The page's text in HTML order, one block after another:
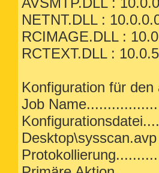
NETNT.DLL :
RCIMAGE.DLL :
RCTEXT.DLL :
Konfiguration für
Job
Desktop\sysscan.avp